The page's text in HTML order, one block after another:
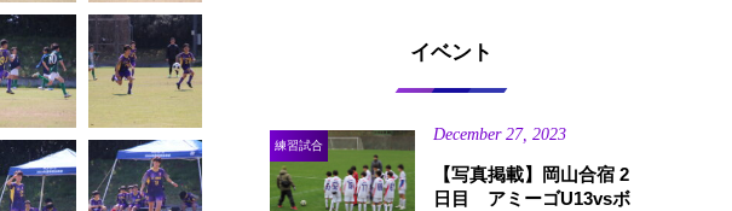
イベント
練習試合
December 27, 2023
【写真掲載】岡山合宿 2
日目 アミーゴU13vsボ